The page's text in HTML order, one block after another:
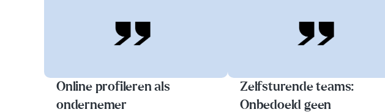
Online profileren als
ondernemer
Zelfsturende teams:
Onbedoeld geen